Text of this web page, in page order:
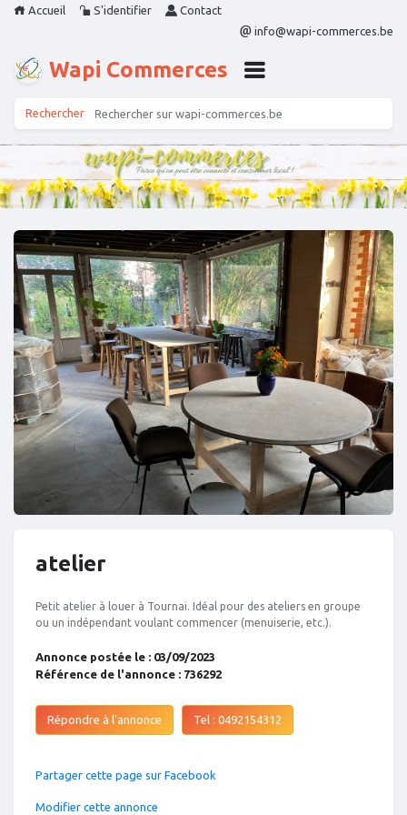
Accueil S'identifier
Contact
info@wapi-commerces.be
Wapi Commerces
atelier
Petit atelier à louer à Tournai. Idéal pour des ateliers en groupe
ou un indépendant voulant commencer (menuiserie, etc.).
Annonce postée le : 03/09/2023
Référence de l'annonce : 736292
Répondre à l'annonce Tel : 0492154312
Partager cette page sur Facebook
Modifier cette annonce